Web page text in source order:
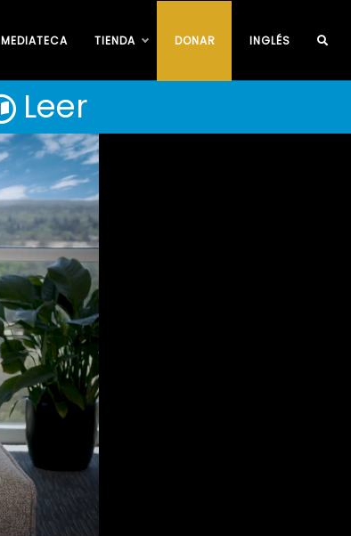
MEDIATECA TIENDA DONAR INGLÉS
Leer